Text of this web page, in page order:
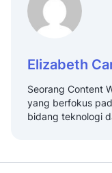
Elizabeth
Seorang Content
yang berfokus
bidang teknologi